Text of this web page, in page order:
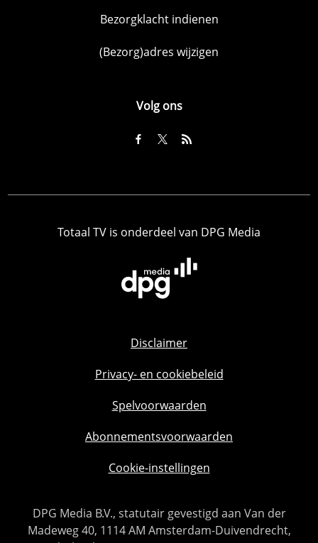
Bezorgklacht indienen
(Bezorg)adres wijzigen
Volg ons
Totaal TV is onderdeel van DPG Media
Disclaimer
Privacy- en cookiebeleid
Spelvoorwaarden
Abonnementsvoorwaarden
Cookie-instellingen
DPG Media B.V., statutair gevestigd aan Van der
Madeweg 40, 1114 AM Amsterdam-Duivendrecht,